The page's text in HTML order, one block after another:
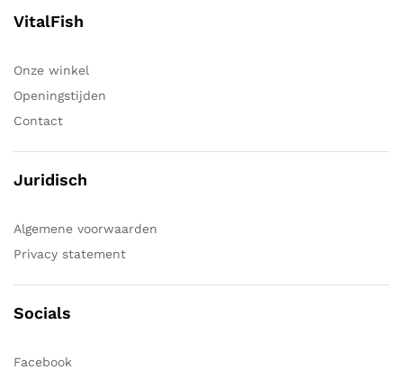
VitalFish
Onze winkel
Openingstijden
Contact
Juridisch
Algemene voorwaarden
Privacy statement
Socials
Facebook